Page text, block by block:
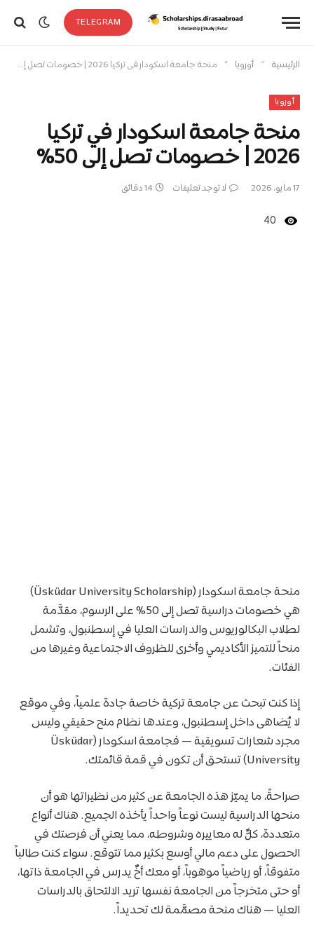
TELEGRAM
الرئيسية » أوروبا » منحة جامعة اسكودار في تركيا 2026 | خصومات تصل إلى 50%
أوروبا
منحة جامعة اسكودار في تركيا
2026 | خصومات تصل إلى 50%
17 مايو، 2026 لا توجد تعليقات 14 دقائق
40
منحة جامعة اسكودار (Üsküdar University Scholarship)
هي خصومات دراسية تصل إلى 50% على الرسوم، مقدَّمة
لطلاب البكالوريوس والدراسات العليا في إسطنبول، وتشمل
منحاً للتميز الأكاديمي وأخرى للظروف الاجتماعية وغيرها من
الفئات.
إذا كنت تبحث عن جامعة تركية خاصة جادة علمياً، وفي موقع
لا يُضاهى داخل إسطنبول، وعندها نظام منح حقيقي وليس
مجرد شعارات تسويقية — فجامعة اسكودار (Üsküdar
University) تستحق أن تكون في قمة قائمتك.
صراحةً، ما يميّز هذه الجامعة عن كثير من نظيراتها هو أن
منحها الدراسية ليست نوعاً واحداً يأخذه الجميع. هناك أنواع
متعددة، كلٌّ له معاييره وشروطه، مما يعني أن فرصتك في
الحصول على دعم مالي أوسع بكثير مما تتوقع. سواء كنت طالباً
متفوقاً، أو رياضياً موهوباً، أو معك أخٌ يدرس في الجامعة ذاتها،
أو حتى متخرجاً من الجامعة نفسها تريد الالتحاق بالدراسات
العليا — هناك منحة مصمَّمة لك تحديداً.